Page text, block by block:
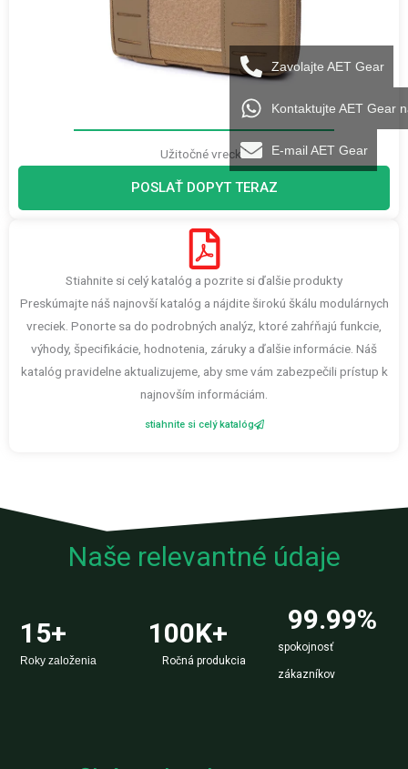
Užitočné vrecká
POSLAŤ DOPYT TERAZ
Stiahnite si celý katalóg a pozrite si ďalšie produkty
Preskúmajte náš najnovší katalóg a nájdite širokú škálu modulárnych
vreciek. Ponorte sa do podrobných analýz, ktoré zahŕňajú funkcie,
výhody, špecifikácie, hodnotenia, záruky a ďalšie informácie. Náš
katalóg pravidelne aktualizujeme, aby sme vám zabezpečili prístup k
najnovším informáciám.
stiahnite si celý katalóg
Naše relevantné údaje
Roky založenia
15+
Ročná produkcia
100K+ spokojnosť
zákazníkov
99.99%
Zavolajte AET Gear
Kontaktujte AET Gear
E-mail AET Gear